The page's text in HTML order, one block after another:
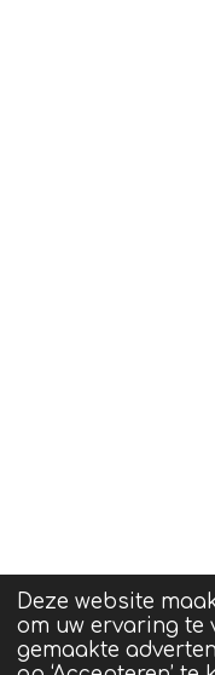
Deze website
om uw ervaring te
gemaakte